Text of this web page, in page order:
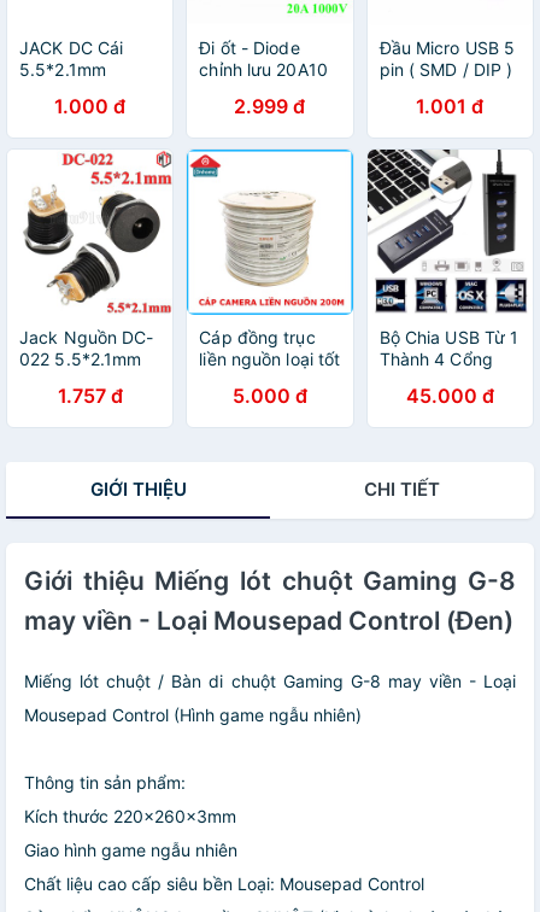
JACK DC Cái
5.5*2.1mm
1.000 đ
Đi ốt - Diode
chỉnh lưu 20A10
2.999 đ
Đầu Micro USB 5
pin ( SMD / DIP )
1.001 đ
Jack Nguồn DC-
022 5.5*2.1mm
1.757 đ
Cáp đồng trục
liền nguồn loại tốt
5.000 đ
Bộ Chia USB Từ 1
Thành 4 Cổng
Chia 3 Cổng-
Chia 6 Cổng
45.000 đ
GIỚI THIỆU CHI TIẾT
Giới thiệu Miếng lót chuột Gaming G-8
may viền - Loại Mousepad Control (Đen)
Miếng lót chuột / Bàn di chuột Gaming G-8 may viền - Loại
Mousepad Control (Hình game ngẫu nhiên)
Thông tin sản phẩm:
Kích thước 220x260x3mm
Giao hình game ngẫu nhiên
Chất liệu cao cấp siêu bền Loại: Mousepad Control